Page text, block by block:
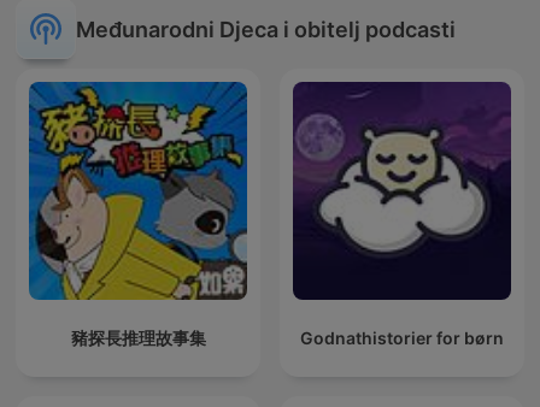
Međunarodni Djeca i obitelj podcasti
豬探長推理故事集 Godnathistorier for børn